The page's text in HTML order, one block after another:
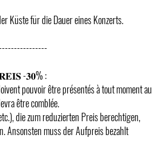
Küste für die Dauer eines Konzerts.
-𝟑𝟎% :
pouvoir être présentés à tout moment au
être comblée.
die zum reduzierten Preis berechtigen,
Ansonsten muss der Aufpreis bezahlt